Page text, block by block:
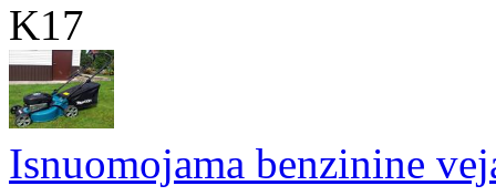
K17
Isnuomojama benzinine